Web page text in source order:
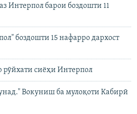
Интерпол барои боздошти 11
боздошти 15 нафарро дархост
рӯйхати сиёҳи Интерпол
Вокуниш ба мулоқоти Кабирӣ